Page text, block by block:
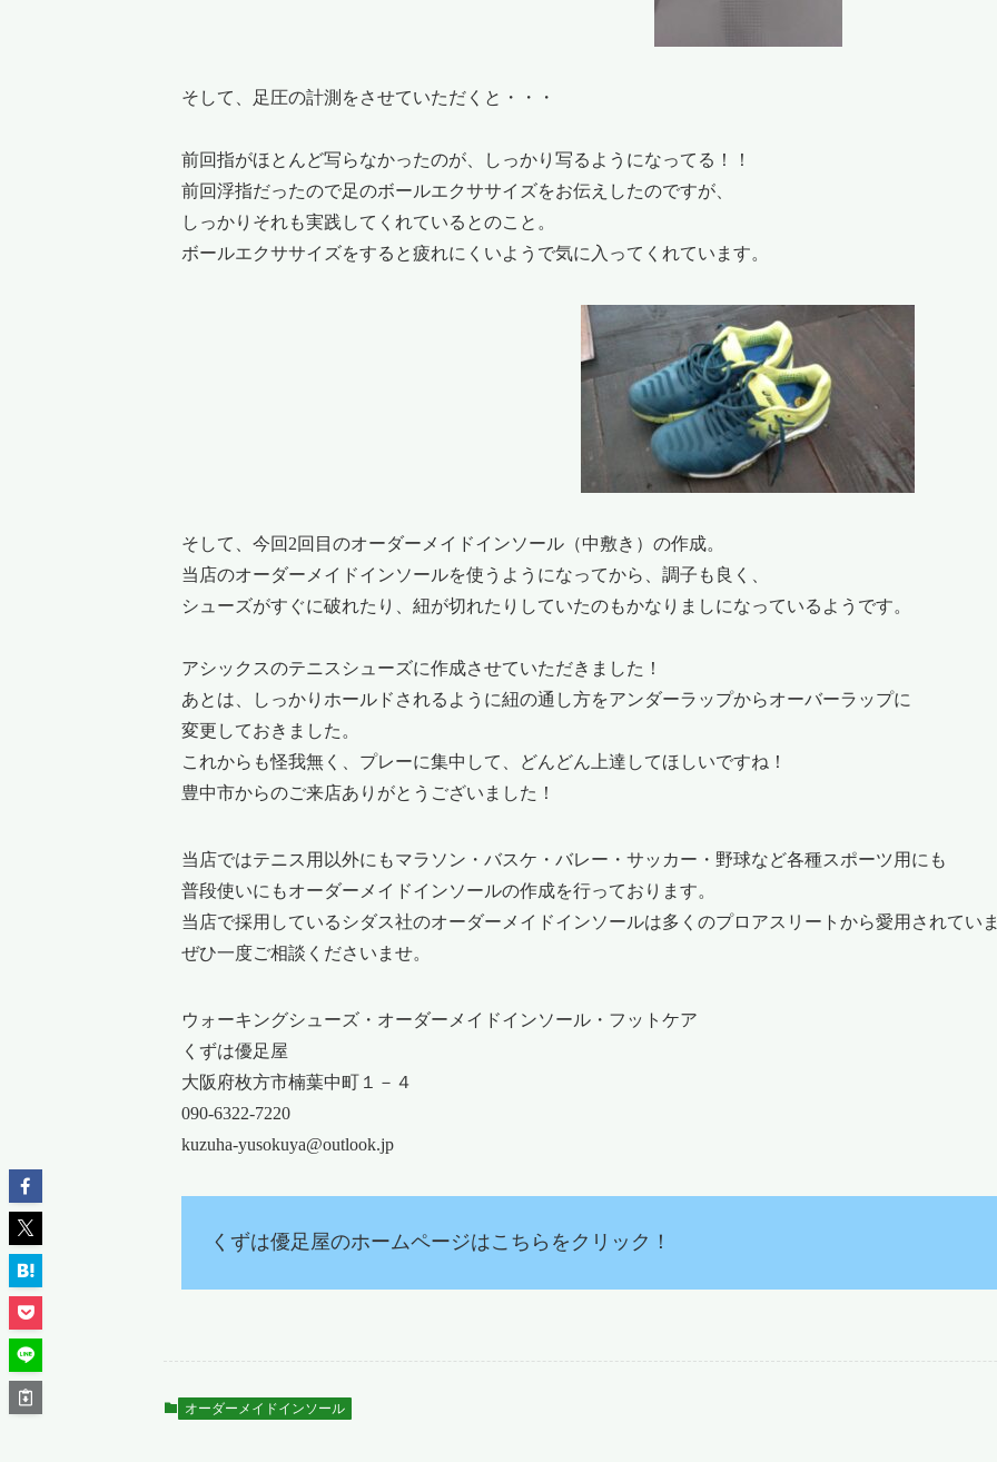
そして、足圧の計測をさせていただくと・・・
前回指がほとんど写らなかったのが、しっかり写るようになってる！！
前回浮指だったので足のボールエクササイズをお伝えしたのですが、
しっかりそれも実践してくれているとのこと。
ボールエクササイズをすると疲れにくいようで気に入ってくれています。
そして、今回2回目のオーダーメイドインソール（中敷き）の作成。
当店のオーダーメイドインソールを使うようになってから、調子も良く、
シューズがすぐに破れたり、紐が切れたりしていたのもかなりましになっているようです。
アシックスのテニスシューズに作成させていただきました！
あとは、しっかりホールドされるように紐の通し方をアンダーラップからオーバーラップに
変更しておきました。
これからも怪我無く、プレーに集中して、どんどん上達してほしいですね！
豊中市からのご来店ありがとうございました！
当店ではテニス用以外にもマラソン・バスケ・バレー・サッカー・野球など各種スポーツ用にも
普段使いにもオーダーメイドインソールの作成を行っております。
当店で採用しているシダス社のオーダーメイドインソールは多くのプロアスリートから愛用されてい
ぜひ一度ご相談くださいませ。
ウォーキングシューズ・オーダーメイドインソール・フットケア
くずは優足屋
大阪府枚方市楠葉中町１－４
090-6322-7220
kuzuha-yusokuya@outlook.jp
くずは優足屋のホームページはこちらをクリック！
オーダーメイドインソール